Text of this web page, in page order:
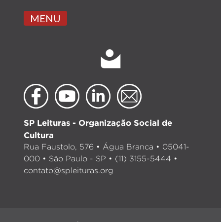
MENU
SP Leituras - Organização Social de
Cultura
Rua Faustolo, 576 • Água Branca • 05041-
000 • São Paulo - SP • (11) 3155-5444 •
contato@spleituras.org